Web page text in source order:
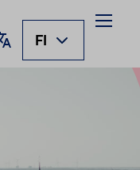
Käännä sivu
FI